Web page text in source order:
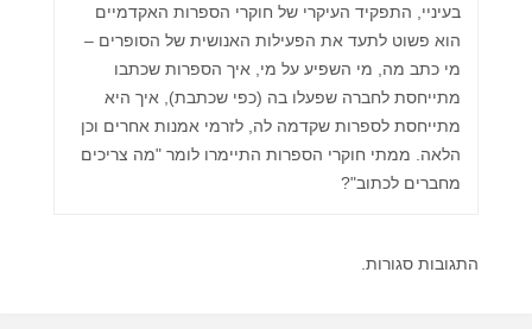
בעיניי, התפקיד העיקרי של חוקרי הספרות האקדמיים
הוא פשוט לתעד את הפעילות האנושית של הסופרים –
מי כתב מה, מי השפיע על מי, איך הספרות שכתבו
מתייחסת לחברה שפעלו בה (כפי שכתבת), איך היא
מתייחסת לספרות שקדמה לה, לזרמי אמנות אחרים וכן
הלאה. ממתי חוקרי הספרות התיימרו לומר "מה צריכים
מחברים לכתוב"?
התגובות סגורות.